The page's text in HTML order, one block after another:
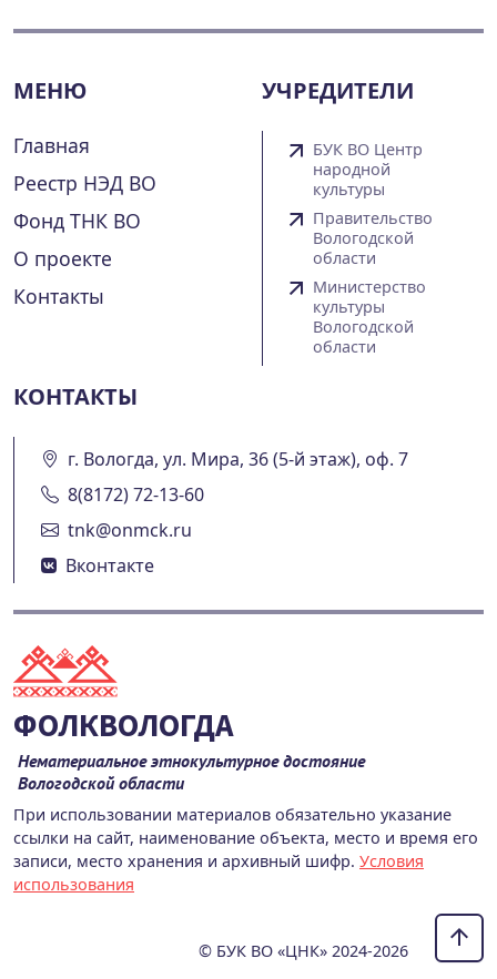
МЕНЮ
Главная
Реестр НЭД ВО
Фонд ТНК ВО
О проекте
Контакты
УЧРЕДИТЕЛИ
БУК ВО Центр
народной
культуры
Правительство
Вологодской
области
Министерство
культуры
Вологодской
области
КОНТАКТЫ
г. Вологда, ул. Мира, 36 (5-й этаж), оф. 7
8(8172) 72-13-60
tnk@onmck.ru
Вконтакте
ФОЛКВОЛОГДА
Нематериальное этнокультурное достояние
Вологодской области
При использовании материалов обязательно указание
ссылки на сайт, наименование объекта, место и время его
записи, место хранения и архивный шифр. Условия
использования
© БУК ВО «ЦНК» 2024-2026